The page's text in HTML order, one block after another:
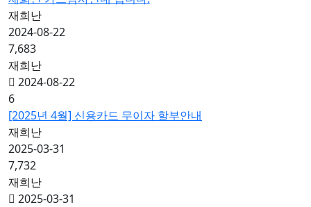
재희난
2024-08-22
7,683
재희난
2024-08-22
6
[2025년 4월] 신용카드 무이자 할부안내
재희난
2025-03-31
7,732
재희난
2025-03-31